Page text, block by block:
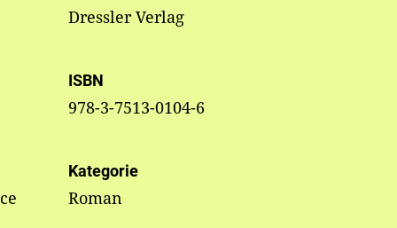
Dressler Verlag
ISBN
978-3-7513-0104-6
Kategorie
Roman